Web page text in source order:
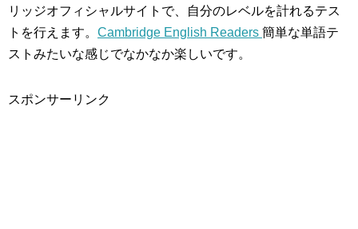
リッジオフィシャルサイトで、自分のレベルを計れるテス
トを行えます。 Cambridge English Readers 簡単な単語テ
ストみたいな感じでなかなか楽しいです。
スポンサーリンク